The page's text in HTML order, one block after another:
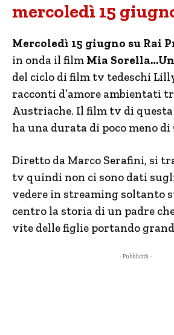
mercoledì 15
Mercoledì 15 giugno su Rai
in onda il film Mia
del ciclo di film tv tedeschi
racconti d’amore ambientati
Austriache. Il film tv di questa
ha una durata di poco meno
Diretto da Marco Serafini, si
tv quindi non ci sono dati
vedere in streaming soltanto
centro la storia di un padre
vite delle figlie portando
- Pubblicità -